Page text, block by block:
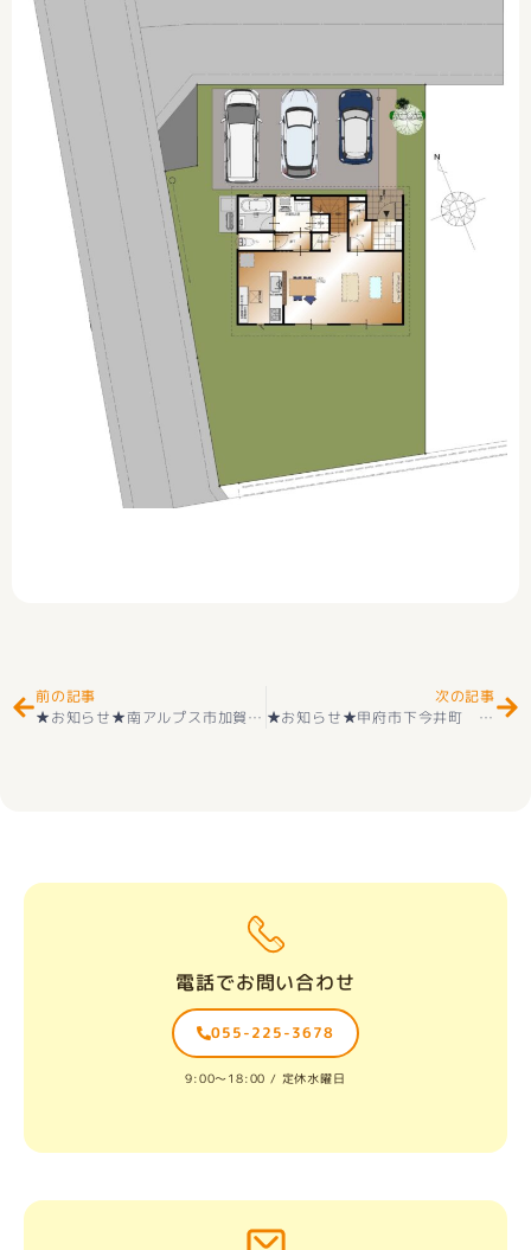
前の記事
★お知らせ★南アルプス市加賀美 第３ 全2棟 新築建売住宅
耐震
次の記事
★お知らせ★甲府市下今井町 3号棟・4号棟・５号棟 新築戸建 耐震２×４工法 山城小学区＋城南中学校 好評販売中(^^♪ 新価格にて
電話でお問い合わせ
055-225-3678
9:00〜18:00 / 定休水曜日